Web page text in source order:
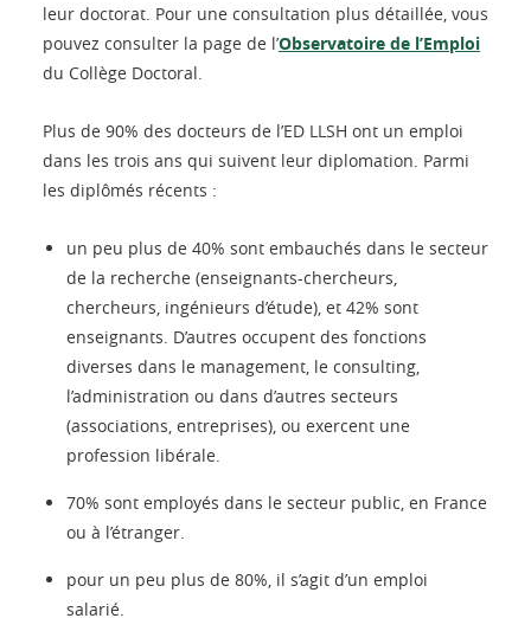
leur doctorat. Pour une consultation plus détaillée, vous
pouvez consulter la page de l’Observatoire de l’Emploi
du Collège Doctoral.
Plus de 90% des docteurs de l’ED LLSH ont un emploi
dans les trois ans qui suivent leur diplomation. Parmi
les diplômés récents :
un peu plus de 40% sont embauchés dans le secteur
de la recherche (enseignants-chercheurs,
chercheurs, ingénieurs d’étude), et 42% sont
enseignants. D’autres occupent des fonctions
diverses dans le management, le consulting,
l’administration ou dans d’autres secteurs
(associations, entreprises), ou exercent une
profession libérale.
70% sont employés dans le secteur public, en France
ou à l’étranger.
pour un peu plus de 80%, il s’agit d’un emploi
salarié.